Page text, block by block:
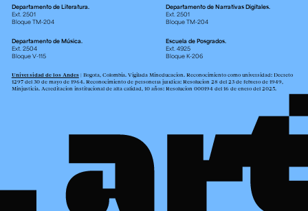
Departamento de Literatura.
Ext. 2501
Bloque TM-204
Departamento de Narrativas Digitales.
Ext. 2501
Bloque TM-204
Departamento de Música.
Ext. 2504
Bloque V-115
Escuela de Posgrados.
Ext. 4925
Bloque K-206
Universidad de los Andes| Bogotá, Colombia. Vigilada Mineducación. Reconocimiento como universidad: Decreto
1297 del 30 de mayo de 1964. Reconocimiento de personería jurídica: Resolución 28 del 23 de febrero de 1949,
Minjusticia. Acreditación institucional de alta calidad, 10 años: Resolución 000194 del 16 de enero del 2025.